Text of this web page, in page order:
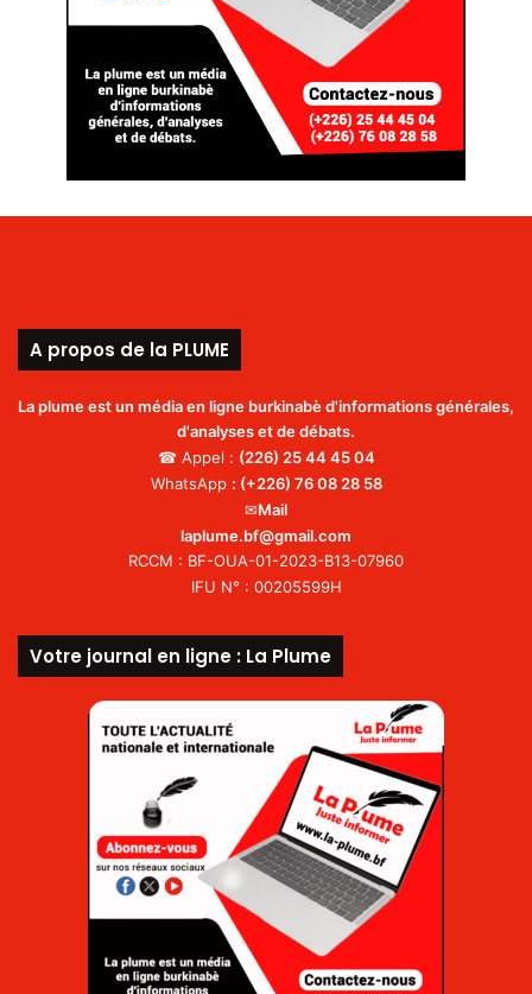
A propos de la PLUME
La plume est un média en ligne burkinabè d'informations générales,
d'analyses et de débats.
☎ Appel : (226) 25 44 45 04
WhatsApp : (+226) 76 08 28 58
✉Mail
laplume.bf@gmail.com
RCCM : BF-OUA-01-2023-B13-07960
IFU N° : 00205599H
Votre journal en ligne : La Plume